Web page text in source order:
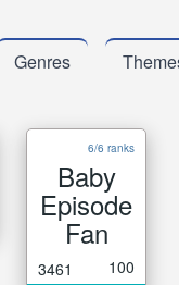
Genres
6/6 ranks
Baby
Episode
Fan
3461 100